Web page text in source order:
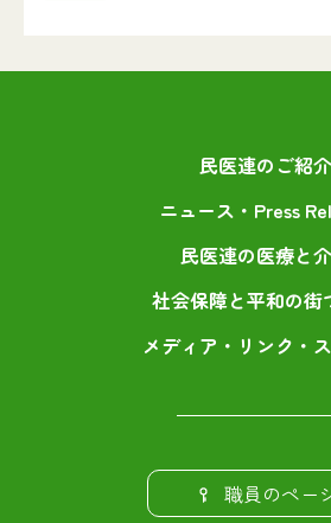
民医連のご紹介
ニュース・Press
民医連の医療と
社会保障と平和の街
メディア・リンク・
職員のペー